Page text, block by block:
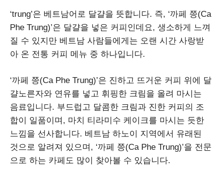
‘trung’은 베트남어로 달걀을 뜻합니다. 즉, ‘까페 쯩(Ca
Phe Trung)’은 달걀을 넣은 커피인데요, 생소하게 느껴
질 수 있지만 베트남 사람들에게는 오랜 시간 사랑받
아 온 전통 커피 메뉴 중 하나입니다.
‘까페 쯩(Ca Phe Trung)’은 진하고 뜨거운 커피 위에 달
걀노른자와 연유를 넣고 휘핑한 크림을 올려 마시는
음료입니다. 부드럽고 달콤한 크림과 진한 커피의 조
합이 일품이며, 마치 티라미수 케이크를 마시는 듯한
느낌을 선사합니다. 베트남 하노이 지역에서 유래된
것으로 알려져 있으며, ‘까페 쯩(Ca Phe Trung)’을 전문
으로 하는 카페도 많이 찾아볼 수 있습니다.